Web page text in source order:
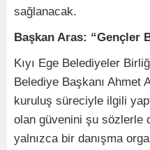
sağlanacak.
Başkan Aras: “Gençler
Kıyı Ege Belediyeler
Belediye Başkanı Ahmet
kuruluş süreciyle ilgili
olan güvenini şu sözlerle
yalnızca bir danışma